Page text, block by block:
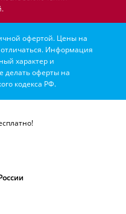
офертой. Цены на
Информация
характер и
делать оферты на
кодекса РФ.